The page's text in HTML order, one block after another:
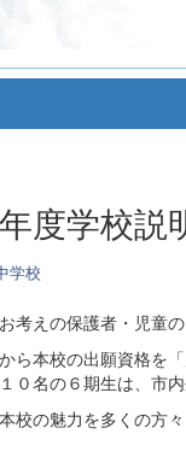
度学校説
学校
えの保護者・児童
ら本校の出願資格を
０名の６期生は、市
校の魅力を多くの方